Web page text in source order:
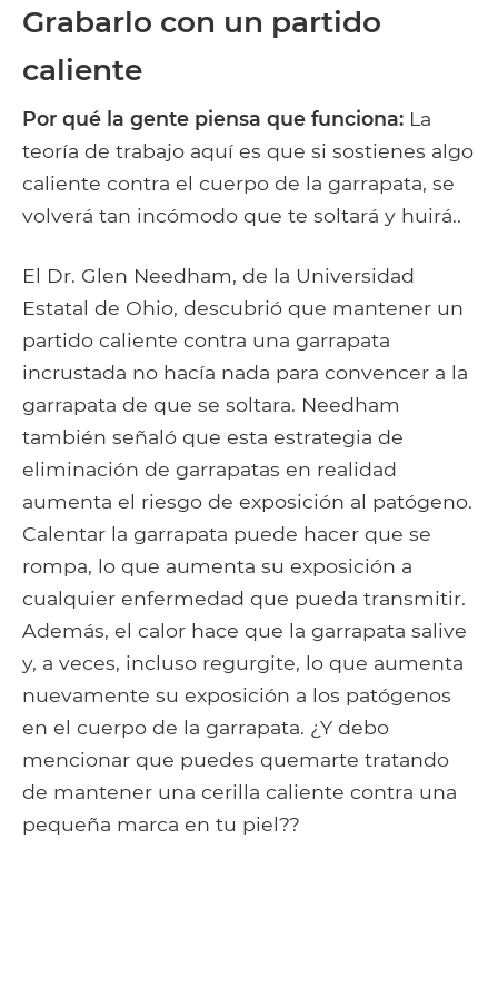
Grabarlo con un partido
caliente
Por qué la gente piensa que funciona: La
teoría de trabajo aquí es que si sostienes algo
caliente contra el cuerpo de la garrapata, se
volverá tan incómodo que te soltará y huirá..
El Dr. Glen Needham, de la Universidad
Estatal de Ohio, descubrió que mantener un
partido caliente contra una garrapata
incrustada no hacía nada para convencer a la
garrapata de que se soltara. Needham
también señaló que esta estrategia de
eliminación de garrapatas en realidad
aumenta el riesgo de exposición al patógeno.
Calentar la garrapata puede hacer que se
rompa, lo que aumenta su exposición a
cualquier enfermedad que pueda transmitir.
Además, el calor hace que la garrapata salive
y, a veces, incluso regurgite, lo que aumenta
nuevamente su exposición a los patógenos
en el cuerpo de la garrapata. ¿Y debo
mencionar que puedes quemarte tratando
de mantener una cerilla caliente contra una
pequeña marca en tu piel??